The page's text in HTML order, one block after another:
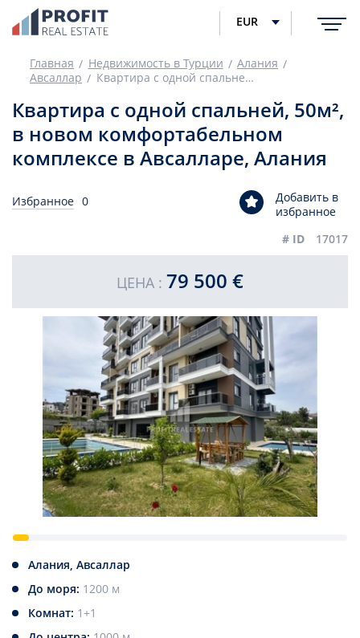
EUR
Главная Недвижимость в Турции
Алания
Авсаллар
Квартира с одной спальней, 50м², в новом комфортабельном комплексе в Авсалларе, Алания
Квартира с одной спальней, 50м²,
в новом комфортабельном
комплексе в Авсалларе, Алания
Избранное 0
Добавить в
избранное
# ID
17017
ЦЕНА : 79 500 €
Алания, Авсаллар
До моря: 1200 м
Комнат: 1+1